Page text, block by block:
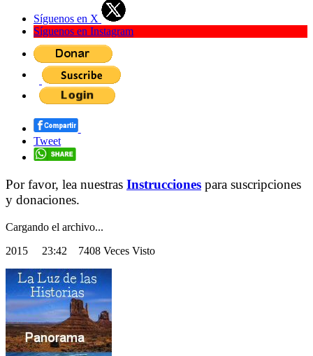
Síguenos en X
Síguenos en Instagram
Tweet
Por favor, lea nuestras Instrucciones para suscripciones
y donaciones.
Cargando el archivo...
2015 23:42 7408 Veces Visto